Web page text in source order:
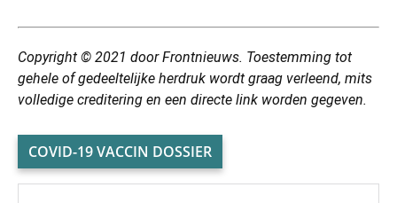
Copyright © 2021 door Frontnieuws. Toestemming tot
gehele of gedeeltelijke herdruk wordt graag verleend, mits
volledige creditering en een directe link worden gegeven.
COVID-19 VACCIN DOSSIER